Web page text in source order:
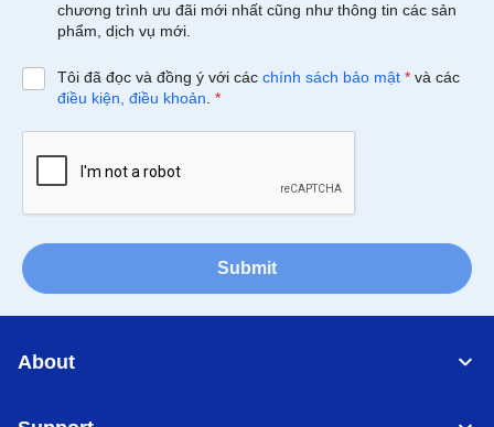
chương trình ưu đãi mới nhất cũng như thông tin các sản
phẩm, dịch vụ mới.
Tôi đã đọc và đồng ý với các chính sách bảo mật * và các
điều kiện, điều khoản *
Submit
About